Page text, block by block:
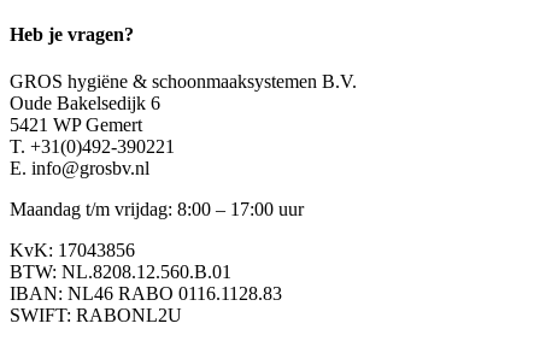
Heb je vragen?
GROS hygiëne & schoonmaaksystemen B.V.
Oude Bakelsedijk 6
5421 WP Gemert
T. +31(0)492-390221
E. info@grosbv.nl
Maandag t/m vrijdag: 8:00 – 17:00 uur
KvK: 17043856
BTW: NL.8208.12.560.B.01
IBAN: NL46 RABO 0116.1128.83
SWIFT: RABONL2U